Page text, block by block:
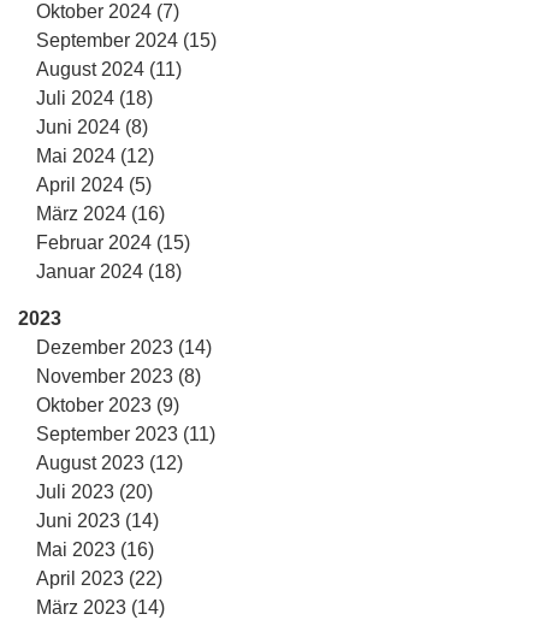
Oktober 2024 (7)
September 2024 (15)
August 2024 (11)
Juli 2024 (18)
Juni 2024 (8)
Mai 2024 (12)
April 2024 (5)
März 2024 (16)
Februar 2024 (15)
Januar 2024 (18)
2023
Dezember 2023 (14)
November 2023 (8)
Oktober 2023 (9)
September 2023 (11)
August 2023 (12)
Juli 2023 (20)
Juni 2023 (14)
Mai 2023 (16)
April 2023 (22)
März 2023 (14)